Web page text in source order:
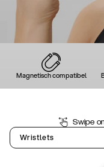
Magnetisch compatibel
Swipe
Wristlets